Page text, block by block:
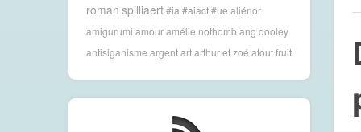
roman spilliaert #ia #aiact #ue aliénor
amigurumi amour amélie nothomb ang dooley
antisiganisme argent art arthur et zoé atout fruit